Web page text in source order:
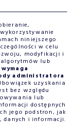
niniejszego
w celu
modyfikacji i
lub
administratora
uzyskania
bez względu
lub
dostępnych
jego podstron, jak
danych i informacji.